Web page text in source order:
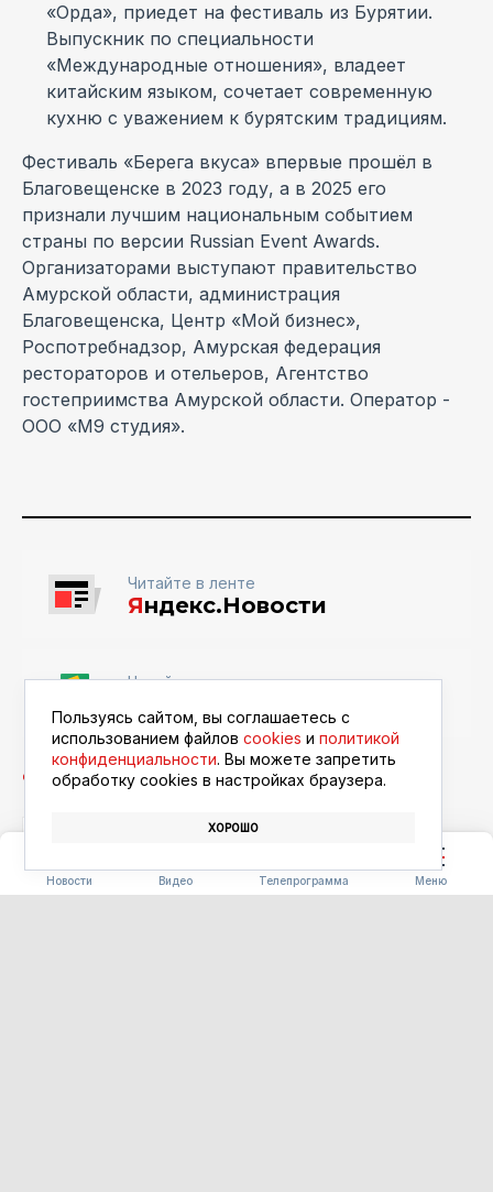
Новости Видео Телепрограмма Меню
«Орда», приедет на фестиваль из Бурятии.
Выпускник по специальности
«Международные отношения», владеет
китайским языком, сочетает современную
кухню с уважением к бурятским традициям.
Фестиваль «Берега вкуса» впервые прошёл в
Благовещенске в 2023 году, а в 2025 его
признали лучшим национальным событием
страны по версии Russian Event Awards.
Организаторами выступают правительство
Амурской области, администрация
Благовещенска, Центр «Мой бизнес»,
Роспотребнадзор, Амурская федерация
рестораторов и отельеров, Агентство
гостеприимства Амурской области. Оператор -
ООО «М9 студия».
Читайте в ленте
Яндекс.Новости
Читайте в ленте
Google Новости
Пользуясь сайтом, вы соглашаетесь с
использованием файлов cookies и политикой
конфиденциальности. Вы можете запретить
обработку сookies в настройках браузера.
ХОРОШО